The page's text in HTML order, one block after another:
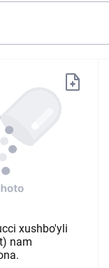
xushbo'yli
nam